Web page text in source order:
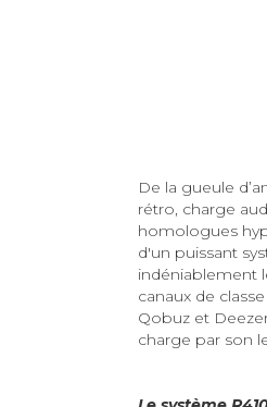
De la gueule
rétro, charge
homologues
d'un puissant
indéniablement
canaux de
Qobuz et
charge par son